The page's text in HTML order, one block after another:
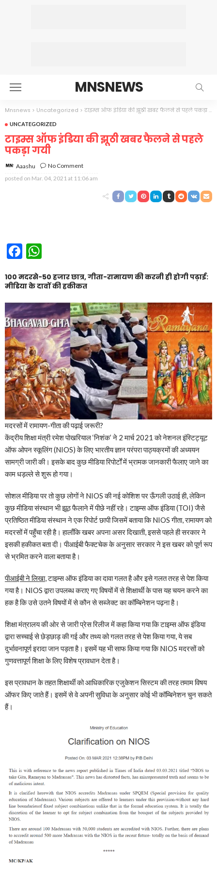
MNSNEWS
Mnsnews > Uncategorized > टाइम्स ऑफ इंडिया की झूठी खबर फैलने से पहले पकड़ा गयी
UNCATEGORIZED
टाइम्स ऑफ इंडिया की झूठी खबर फैलने से पहले
पकड़ा गयी
Aaashu
No Comment
posted on Mar. 04, 2021 at 11:06 am
Facebook
100 मदरसे-50 हजार छात्र, गीता-रामायण की करनी ही होगी पढ़ाई:
मीडिया के दावों की हकीकत
मदरसों में रामायण-गीता की पढ़ाई जरूरी?
केंद्रीय शिक्षा मंत्री रमेश पोखरियाल ‘निशंक’ ने 2 मार्च 2021 को नेशनल इंस्टिट्यूट
ऑफ ओपन स्कूलिंग (NIOS) के लिए भारतीय ज्ञान परंपरा पाठ्यक्रमों की अध्ययन
सामग्री जारी की। इसके बाद कुछ मीडिया रिपोर्टों में भ्रामक जानकारी फैलाए जाने का
काम धड़ल्ले से शुरू हो गया।
सोशल मीडिया पर तो कुछ लोगों ने NIOS की नई कोशिश पर ऊँगली उठाई ही, लेकिन
कुछ मीडिया संस्थान भी झूठ फैलाने में पीछे नहीं रहे। टाइम्स ऑफ इंडिया (TOI) जैसे
प्रतिष्ठित मीडिया संस्थान ने एक रिपोर्ट छापी जिसमें बताया कि NIOS गीता, रामायण को
मदरसों में पहुँचा रही है। हालाँकि खबर अपना असर दिखाती, इससे पहले ही सरकार ने
इसकी हकीकत बता दी। पीआईबी फैक्टचेक के अनुसार सरकार ने इस खबर को पूर्ण रूप
से भ्रमित करने वाला बताया है।
पीआईबी ने लिखा, टाइम्स ऑफ इंडिया का दावा गलत है और इसे गलत तरह से पेश किया
गया है। NIOS द्वारा उपलब्ध कराए गए विषयों में से शिक्षार्थी के पास यह चयन करने का
हक है कि उसे उतने विषयों में से कौन से सब्जेक्ट का कॉम्बिनेशन पढ़ना है।
शिक्षा मंत्रालय की ओर से जारी प्रेस रिलीज में कहा किया गया कि टाइम्स ऑफ इंडिया
द्वारा सच्चाई से छेड़छाड़ की गई और तथ्य को गलत तरह से पेश किया गया, ये सब
दुर्भावनापूर्ण इरादा जान पड़ता है। इसमें यह भी साफ किया गया कि NIOS मदरसों को
गुणवत्तापूर्ण शिक्षा के लिए विशेष प्रावधान देता है।
इस प्रावधान के तहत शिक्षार्थी को आधिकारिक एजुकेशन सिस्टम की तरह तमाम विषय
ऑफर किए जाते हैं। इसमें से वे अपनी सुविधा के अनुसार कोई भी कॉम्बिनेशन चुन सकते
हैं।